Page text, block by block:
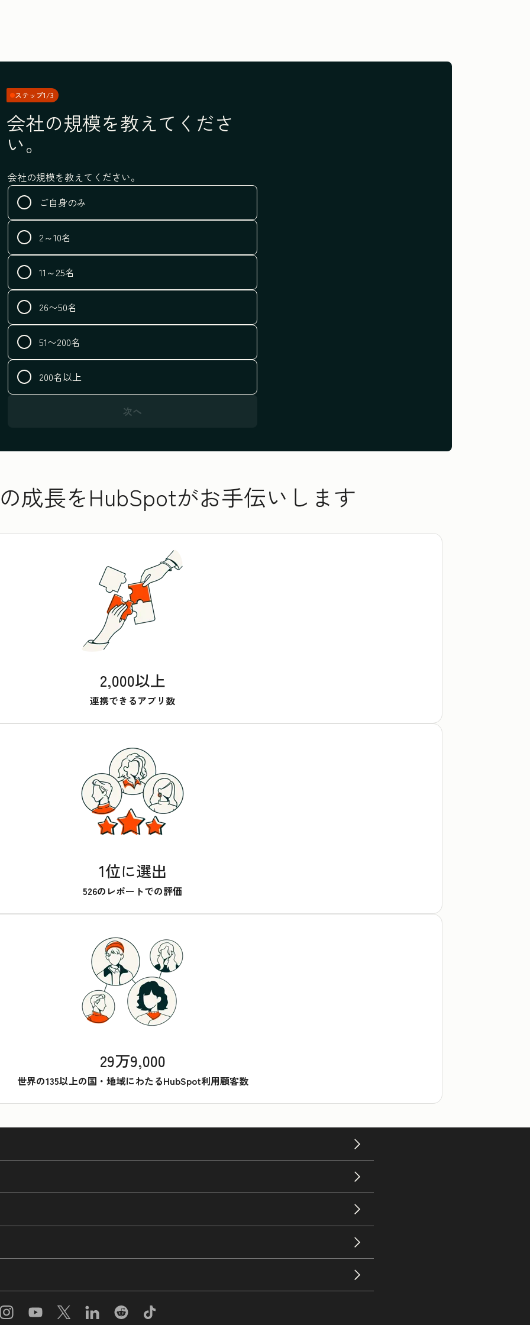
ステップ1/3
会社の規模を教えてくださ
い。
会社の規模を教えてください。
ご自身のみ
2～10名
11～25名
26〜50名
51〜200名
200名以上
次へ
成長をHubSpotがお手伝いします
2,000以上
連携できるアプリ数
1位に選出
526のレポートでの評価
29万9,000
世界の135以上の国・地域にわたるHubSpot利用顧客数